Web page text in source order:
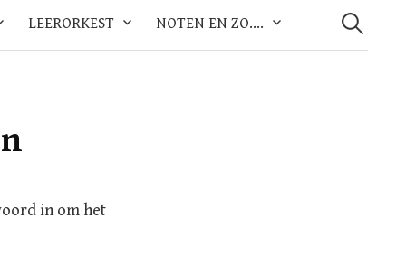
LEERORKEST NOTEN EN ZO….
naar:
in om het